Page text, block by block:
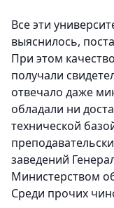
Все эти
выяснилось,
При этом
получали
отвечало даже
обладали ни
технической
заведений
Министерством
Среди прочих